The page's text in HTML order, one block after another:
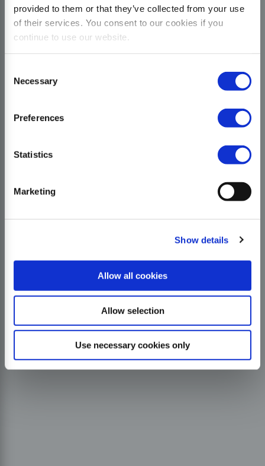
provided to them or that they’ve collected from your use
of their services. You consent to our cookies if you
continue to use our website.
Selection
Necessary
Preferences
Statistics
Marketing
Show details
Allow all cookies
Allow selection
Use necessary cookies only